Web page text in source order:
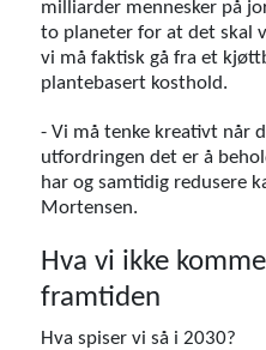
milliarder mennesker på
to planeter for at det skal
vi må faktisk gå fra et
plantebasert kosthold.
- Vi må tenke kreativt når
utfordringen det er å
har og samtidig redusere
Mortensen.
Hva vi ikke
framtiden
Hva spiser vi så i 2030?